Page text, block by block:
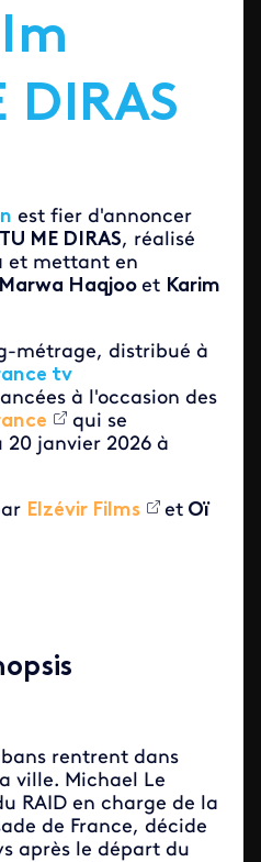
DIRAS
est fier d'annoncer
TU ME DIRAS, réalisé
et mettant en
Haqjoo et Karim
métrage, distribué à
tv
à l'occasion des
qui se
20 janvier 2026 à
Elzévir Films et Oï
rentrent dans
ville. Michael Le
RAID en charge de la
de France, décide
après le départ du